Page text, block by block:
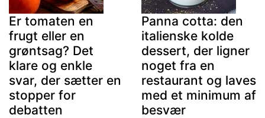
Er tomaten en
frugt eller en
grøntsag? Det
klare og enkle
svar, der sætter en
stopper for
debatten
Panna cotta: den
italienske kolde
dessert, der ligner
noget fra en
restaurant og laves
med et minimum af
besvær